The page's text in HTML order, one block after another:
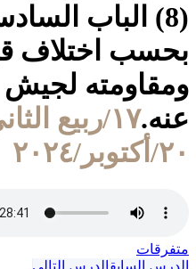
(8) الباب
بحسب اختلاف
ومقاومته
عنه.
٢٠/أكتوبر/٢٠٢٤
متفرقات
الدرس السابقالدرس التالي